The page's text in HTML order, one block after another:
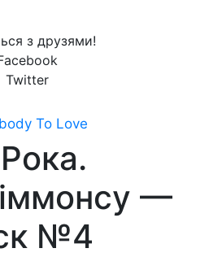
з друзями!
Twitter
To Love
—
№4